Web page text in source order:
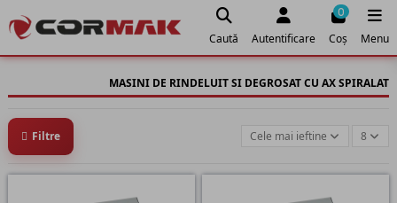
Caută Autentificare
0
Coș Menu
MASINI DE RINDELUIT SI DEGROSAT CU AX SPIRALAT
Filtre Cele mai ieftine 8